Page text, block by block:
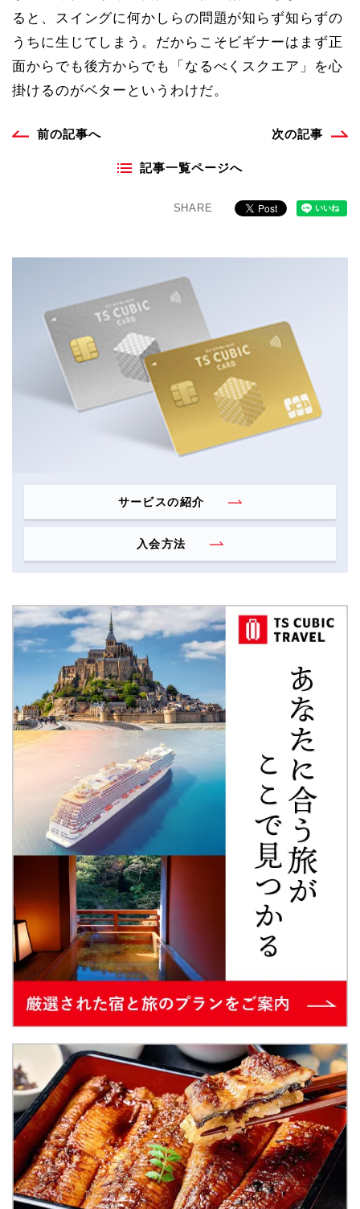
サービスの紹介
入会方法
ると、スイングに何かしらの問題が知らず知らずの
うちに生じてしまう。だからこそビギナーはまず正
面からでも後方からでも「なるべくスクエア」を心
掛けるのがベターというわけだ。
前の記事へ
記事一覧ページへ
次の記事
SHARE